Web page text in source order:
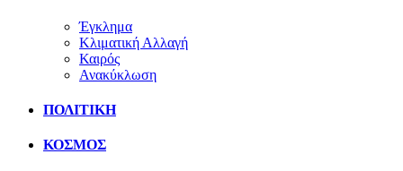
Έγκλημα
Κλιματική Αλλαγή
Καιρός
Ανακύκλωση
ΠΟΛΙΤΙΚΗ
ΚΟΣΜΟΣ